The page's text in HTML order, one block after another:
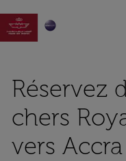

Réservez
chers
vers Accra